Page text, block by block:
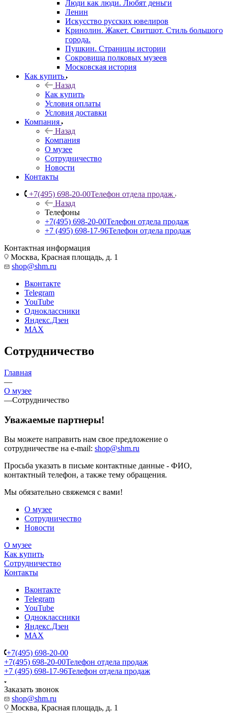
Люди как люди. Любят деньги
Ленин
Искусство русских ювелиров
Кринолин. Жакет. Свитшот. Стиль большого
города.
Пушкин. Страницы истории
Сокровища полковых музеев
Московская история
Как купить
Назад
Как купить
Условия оплаты
Условия доставки
Компания
Назад
Компания
О музее
Сотрудничество
Новости
Контакты
+7(495) 698-20-00Телефон отдела продаж
Назад
Телефоны
+7(495) 698-20-00Телефон отдела продаж
+7 (495) 698-17-96Телефон отдела продаж
Контактная информация
Москва, Красная площадь, д. 1
shop@shm.ru
Вконтакте
Telegram
YouTube
Одноклассники
Яндекс.Дзен
MAX
Сотрудничество
Главная
—
О музее
—Сотрудничество
Уважаемые партнеры!
Вы можете направить нам свое предложение о
сотрудничестве на e-mail: shop@shm.ru
Просьба указать в письме контактные данные - ФИО,
контактный телефон, а также тему обращения.
Мы обязательно свяжемся с вами!
О музее
Сотрудничество
Новости
О музее
Как купить
Сотрудничество
Контакты
Вконтакте
Telegram
YouTube
Одноклассники
Яндекс.Дзен
MAX
+7(495) 698-20-00
+7(495) 698-20-00Телефон отдела продаж
+7 (495) 698-17-96Телефон отдела продаж
Заказать звонок
shop@shm.ru
Москва, Красная площадь, д. 1